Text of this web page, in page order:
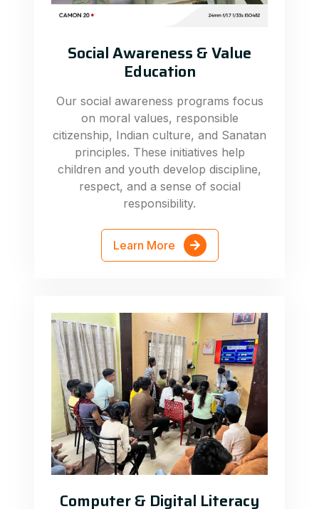
Social Awareness & Value
Education
Our social awareness programs focus
on moral values, responsible
citizenship, Indian culture, and Sanatan
principles. These initiatives help
children and youth develop discipline,
respect, and a sense of social
responsibility.
Learn More
Computer & Digital Literacy